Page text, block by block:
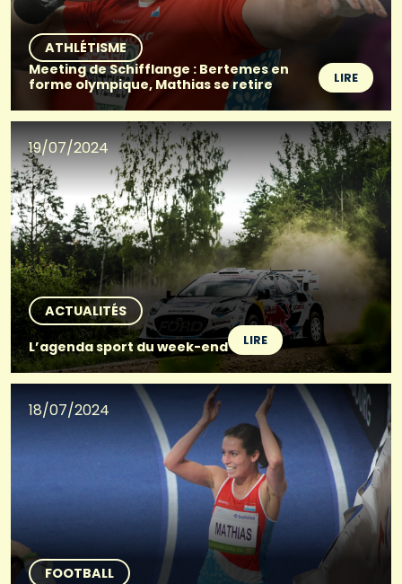
ATHLÉTISME
Meeting de Schifflange : Bertemes en
forme olympique, Mathias se retire
LIRE
19/07/2024
ACTUALITÉS
L’agenda sport du week-end
LIRE
18/07/2024
FOOTBALL